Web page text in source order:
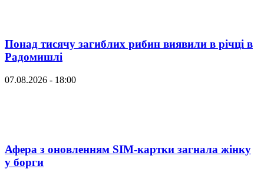
Понад тисячу загиблих рибин виявили в річці в
Радомишлі
07.08.2026 - 18:00
Афера з оновленням SIM-картки загнала жінку
у борги